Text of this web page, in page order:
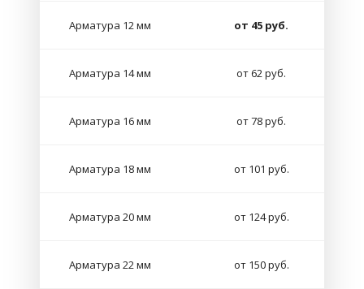
Арматура 12 мм от 45 руб.
Арматура 14 мм от 62 руб.
Арматура 16 мм от 78 руб.
Арматура 18 мм от 101 руб.
Арматура 20 мм от 124 руб.
Арматура 22 мм от 150 руб.